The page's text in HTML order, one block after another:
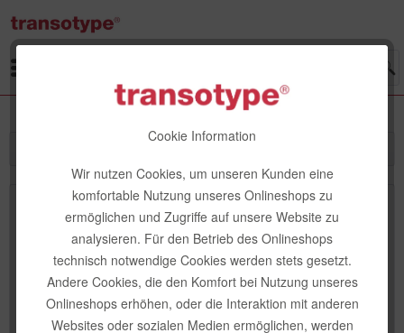
Cookie Information
Wir nutzen Cookies, um unseren Kunden eine
komfortable Nutzung unseres Onlineshops zu
ermöglichen und Zugriffe auf unsere Website zu
analysieren. Für den Betrieb des Onlineshops
technisch notwendige Cookies werden stets gesetzt.
Andere Cookies, die den Komfort bei Nutzung unseres
Onlineshops erhöhen, oder die Interaktion mit anderen
Websites oder sozialen Medien ermöglichen, werden
Ich bin bereits Kunde
Einloggen mit Ihrer E-Mail-Adresse und Ihrem Passwort